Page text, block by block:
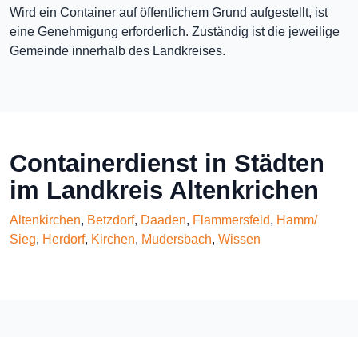
Wird ein Container auf öffentlichem Grund aufgestellt, ist
eine Genehmigung erforderlich. Zuständig ist die jeweilige
Gemeinde innerhalb des Landkreises.
Containerdienst in Städten
im Landkreis Altenkrichen
Altenkirchen, Betzdorf, Daaden, Flammersfeld, Hamm/
Sieg, Herdorf, Kirchen, Mudersbach, Wissen